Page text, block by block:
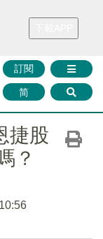
財華證券 媒體矩陣
訂閱
简
捷股
？